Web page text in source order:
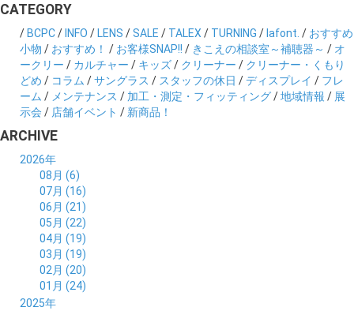
CATEGORY
/BCPC/INFO /LENS /SALE / TALEX / TURNING /lafont. / おすすめ
小物 / おすすめ！ / お客様SNAP!! / きこえの相談室～補聴器～ / オ
ークリー / カルチャー / キッズ/ クリーナー / クリーナー・くもり
どめ / コラム /サングラス / スタッフの休日 /ディスプレイ / フレ
ーム / メンテナンス / 加工・測定・フィッティング/地域情報 / 展
示会 / 店舗イベント / 新商品！
ARCHIVE
2026年
08月 (6)
07月 (16)
06月 (21)
05月 (22)
04月 (19)
03月 (19)
02月 (20)
01月 (24)
2025年